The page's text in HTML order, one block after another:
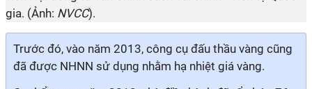
gia. (Ảnh: NVCC).
Trước đó, vào năm 2013, công cụ đấu thầu vàng cũng
đã được NHNN sử dụng nhằm hạ nhiệt giá vàng.